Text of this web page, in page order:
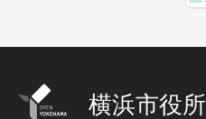
横浜市役所